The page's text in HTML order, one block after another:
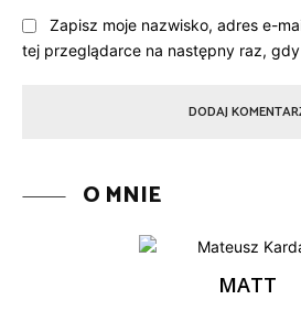
Zapisz moje nazwisko, adres e-
tej przeglądarce na następny raz,
O MNIE
MATT